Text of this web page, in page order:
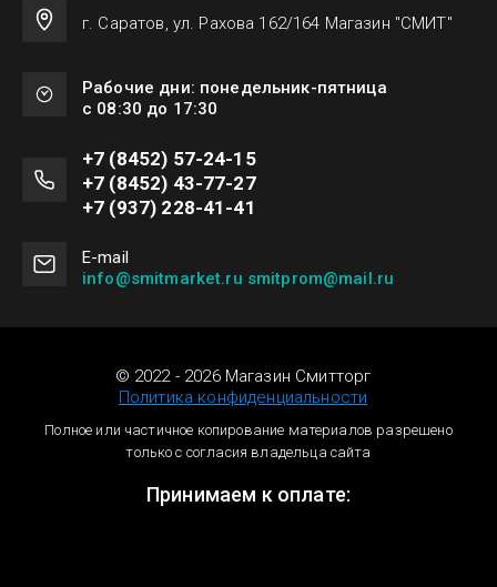
г. Саратов, ул. Рахова 162/164 Магазин "СМИТ"
Рабочие дни: понедельник-пятница
с 08:30 до 17:30
+7 (8452) 57-24-15
+7 (8452) 43-77-27
+7 (937) 228-41-41
Е-mail
info@smitmarket.ru smitprom@mail.ru
© 2022 - 2026 Магазин Смитторг
Политика конфиденциальности
Полное или частичное копирование материалов разрешено
только с согласия владельца сайта
Принимаем к оплате: